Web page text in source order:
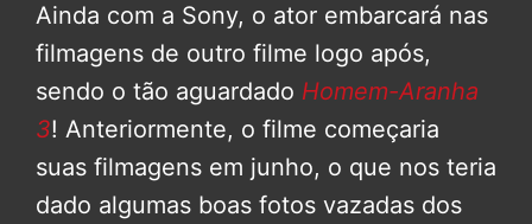
Ainda com a Sony, o ator embarcará nas
filmagens de outro filme logo após,
sendo o tão aguardado Homem-Aranha
3! Anteriormente, o filme começaria
suas filmagens em junho, o que nos teria
dado algumas boas fotos vazadas dos